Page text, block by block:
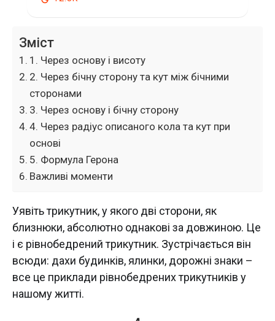
Зміст
1. Через основу і висоту
2. Через бічну сторону та кут між бічними
сторонами
3. Через основу і бічну сторону
4. Через радіус описаного кола та кут при
основі
5. Формула Герона
Важливі моменти
Уявіть трикутник, у якого дві сторони, як
близнюки, абсолютно однакові за довжиною. Це
і є рівнобедрений трикутник. Зустрічається він
всюди: дахи будинків, ялинки, дорожні знаки –
все це приклади рівнобедрених трикутників у
нашому житті.